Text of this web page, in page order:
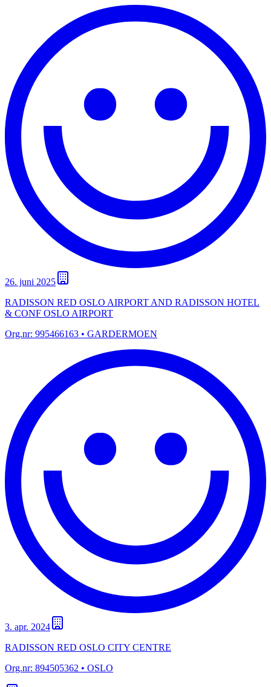
26. juni 2025
RADISSON RED OSLO AIRPORT AND RADISSON HOTEL
& CONF OSLO AIRPORT
Org.nr: 995466163 • GARDERMOEN
3. apr. 2024
RADISSON RED OSLO CITY CENTRE
Org.nr: 894505362 • OSLO